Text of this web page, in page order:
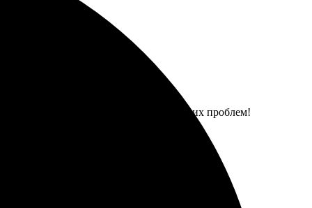
изображения быстро и без лишних проблем!